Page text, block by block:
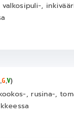
,
,G,V)
, rusina-,